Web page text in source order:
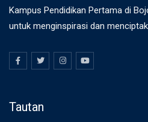
Kampus Pendidikan Pertama di
untuk menginspirasi dan
Tautan